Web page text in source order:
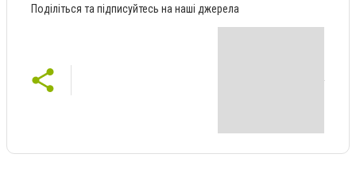
Поділіться та підписуйтесь на наші джерела